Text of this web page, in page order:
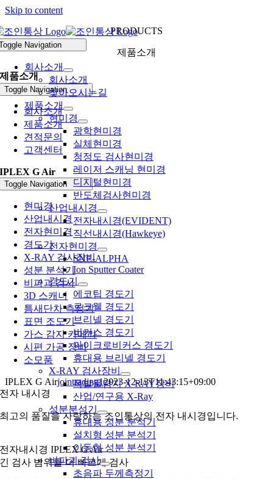
Skip to content
Navigation
회사소개
회사소개
찾아오시는길
제품소개
현미경
광학현미경
실체현미경
청정도 검사현미경
레이저 스캐닝 현미경
디지털현미경
반도체검사현미경
산업내시경
전자내시경(EVIDENT)
직선내시경(Hawkeye)
전자현미경
SNE-ALPHA
Ion Sputter Coater
경도기
에코팁 경도기
로크웰 경도기
브리넬 경도기
비커스 경도기
마이크로비커스 경도기
휴대용 브리넬 경도기
X-RAY 검사장비
폭발물탐지 X-RAY장비
산업/연구용 X-Ray
성분분석기
휴대용 성분 분석기
설치형 성분 분석기
이동형 성분 분석기
비파괴 검사
초음파 두께측정기
PRODUCTS
제품소개
제품소개
Toggle Navigation
회사소개
제품소개
견적문의
고객센터
IPLEX G Air
Toggle Navigation
현미경
산업내시경
전자현미경
경도기
X-RAY 검사장비
성분 분석기
비파괴 검사
3D 스캐너
틈새단차 측정기
표면 조도기
가스 감지 카메라
시편 가공 장비
소모품
IPLEX G Airjointrading12023-12-13T11:43:15+09:00
전자 내시경
최고의 품질을 자랑하는 조인통상의 전자 내시경입니다.
전자내시경 IPLEX G Air
긴 검사 범위를 더 빠르게 검사